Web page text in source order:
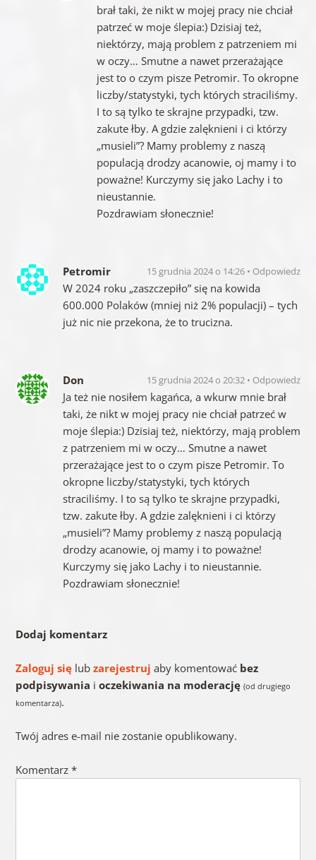
brał taki, że nikt w mojej pracy nie chciał
patrzeć w moje ślepia:) Dzisiaj też,
niektórzy, mają problem z patrzeniem mi
w oczy… Smutne a nawet przerażające
jest to o czym pisze Petromir. To okropne
liczby/statystyki, tych których straciliśmy.
I to są tylko te skrajne przypadki, tzw.
zakute łby. A gdzie zalęknieni i ci którzy
„musieli”? Mamy problemy z naszą
populacją drodzy acanowie, oj mamy i to
poważne! Kurczymy się jako Lachy i to
nieustannie.
Pozdrawiam słonecznie!
Petromir 15 grudnia 2024 o 14:26 Odpowiedz
W 2024 roku „zaszczepiło” się na kowida
600.000 Polaków (mniej niż 2% populacji) – tych
już nic nie przekona, że to trucizna.
Don 15 grudnia 2024 o 20:32 Odpowiedz
Ja też nie nosiłem kagańca, a wkurw mnie brał
taki, że nikt w mojej pracy nie chciał patrzeć w
moje ślepia:) Dzisiaj też, niektórzy, mają problem
z patrzeniem mi w oczy… Smutne a nawet
przerażające jest to o czym pisze Petromir. To
okropne liczby/statystyki, tych których
straciliśmy. I to są tylko te skrajne przypadki,
tzw. zakute łby. A gdzie zalęknieni i ci którzy
„musieli”? Mamy problemy z naszą populacją
drodzy acanowie, oj mamy i to poważne!
Kurczymy się jako Lachy i to nieustannie.
Pozdrawiam słonecznie!
Dodaj komentarz
Zaloguj sięlub zarejestruj aby komentować bez
podpisywania i oczekiwania na moderację (od drugiego
komentarza).
Twój adres e-mail nie zostanie opublikowany.
Komentarz *